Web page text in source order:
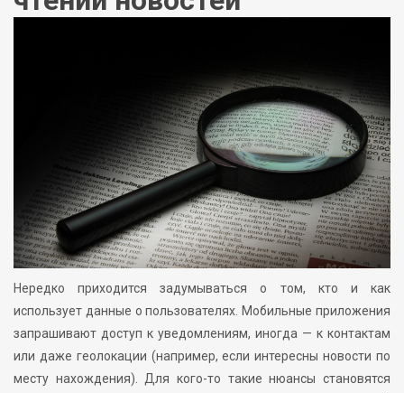
Нередко приходится задумываться о том, кто и как
использует данные о пользователях. Мобильные приложения
запрашивают доступ к уведомлениям, иногда — к контактам
или даже геолокации (например, если интересны новости по
месту нахождения). Для кого-то такие нюансы становятся